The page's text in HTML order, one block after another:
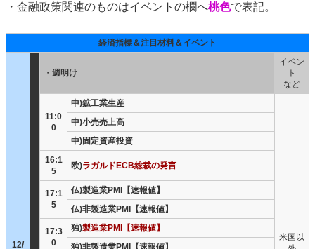
・金融政策関連のものはイベントの欄へ桃色で表記。
経済指標＆注目材料＆イベント
12/
・ 週明け
イベン
ト
など
11:0
0
中)鉱工業生産
米国以
中)小売売上高
中)固定資産投資
16:1
5
欧)ラガルドECB総裁の発言
17:1
5
仏)製造業PMI【速報値】
仏)非製造業PMI【速報値】
17:3
0
独)製造業PMI【速報値】